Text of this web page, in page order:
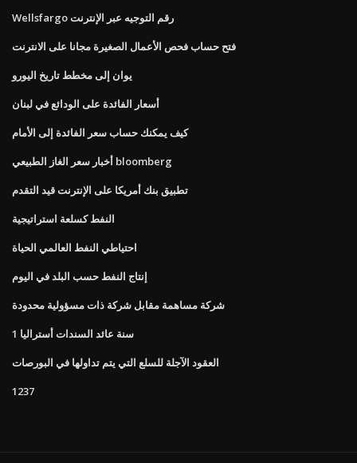
Wellsfargo رقم التوجيه عبر الإنترنت
فتح حساب فحص الأعمال الصغيرة مجانا على الانترنت
يوان إلى مخطط تاريخ اليورو
أسعار الفائدة على الودائع في لبنان
كيف يمكنك حساب سعر الفائدة إلى الأمام
أخبار سعر الغاز الطبيعي bloomberg
تطبيق بنك أمريكا على الإنترنت قيد التقدم
النفط كسلعة استراتيجية
احتياطي النفط العالمي الحياة
إنتاج النفط حسب البلد في اليوم
شركة مساهمة مقابل شركة ذات مسؤولية محدودة
1 سنة عائد السندات أستراليا
العقود الآجلة للسلع التي يتم تداولها في البورصات
1237